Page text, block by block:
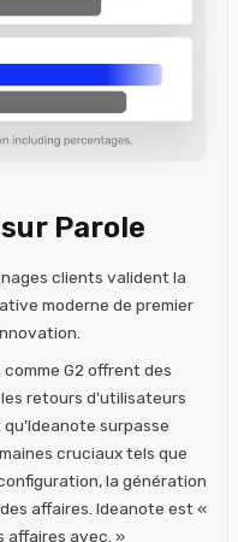
Parole
clients valident la
moderne de premier
G2 offrent des
retours d'utilisateurs
qu'Ideanote surpasse
cruciaux tels que
la génération
affaires. Ideanote est «
affaires avec. »